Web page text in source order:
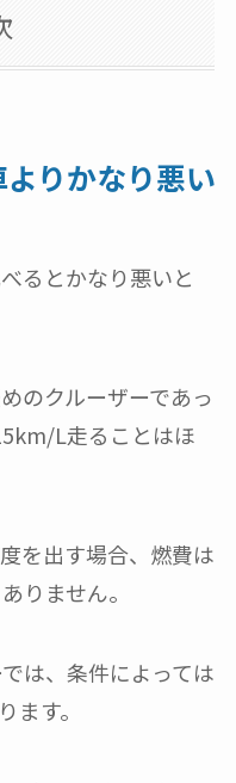
りかなり悪い
るとかなり悪いと
のクルーザーであっ
L走ることはほ
を出す場合、燃費は
りません。
は、条件によっては
す。